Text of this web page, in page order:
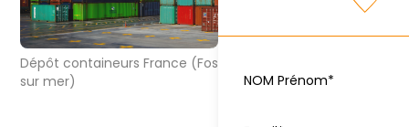
Dépôt containeurs France (Fos
sur mer)
NOM Prénom*